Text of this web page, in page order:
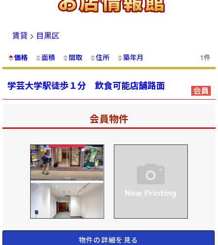
賃貸 > 目黒区
価格 面積 間取 住所 築年月 1件
学芸大学駅徒歩１分 飲食可能店舗路面
会員物件
物件の詳細を見る